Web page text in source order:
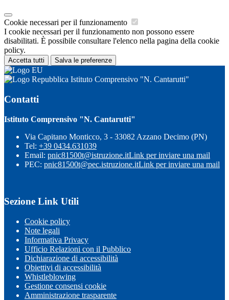
Cookie necessari per il funzionamento
I cookie necessari per il funzionamento non possono essere
disabilitati. È possibile consultare l'elenco nella pagina della cookie
policy.
Accetta tutti Salva le preferenze
Istituto Comprensivo "N. Cantarutti"
Contatti
Istituto Comprensivo "N. Cantarutti"
Via Capitano Monticco, 3 - 33082 Azzano Decimo (PN)
Tel: +39 0434.631039
Email: pnic81500t@istruzione.itLink per inviare una mail
PEC: pnic81500t@pec.istruzione.itLink per inviare una mail
Sezione Link Utili
Cookie policy
Note legali
Informativa Privacy
Ufficio Relazioni con il Pubblico
Dichiarazione di accessibilità
Obiettivi di accessibilità
Whistleblowing
Gestione consensi cookie
Amministrazione trasparente